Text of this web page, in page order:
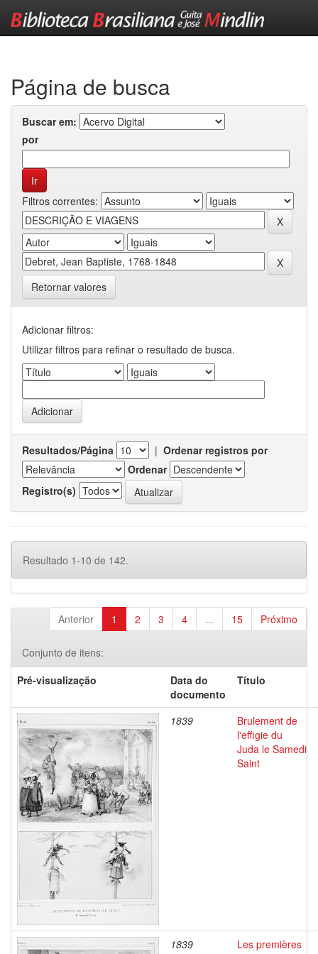
Página de busca
Buscar em:
por
Filtros correntes:
Retornar valores
Adicionar filtros:
Utilizar filtros para refinar o resultado de busca.
Resultados/Página | Ordenar registros por
Ordenar
Registro(s)
Resultado 1-10 de 142.
Anterior 1 2 3 4 ... 15 Próximo
Conjunto de itens:
Pré-visualização
Data do
documento
Título
1839
Brulement de
l'effigie du
Juda le Samedi
Saint
1839
Les premières